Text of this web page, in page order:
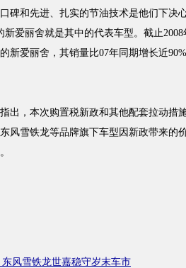
碑和先进、扎实的节油技术是他们下决
新爱丽舍就是其中的代表车型。截止
新爱丽舍，其销量比07年同期增长近
，本次购置税新政和其他配套拉动措
风雪铁龙等品牌旗下车型因新政带来的
风雪铁龙世嘉稳守岁末车市